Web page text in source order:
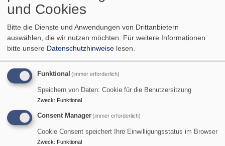
Grüner Gockel Umweltarbeit
Wir feiern Jubiläum:
und Cookies
Bitte die Dienste und Anwendungen von Drittanbietern
auswählen, die wir nutzen möchten. Für weitere Informationen
bitte unsere Datenschutzhinweise lesen.
Funktional (immer erforderlich)
Speichern von Daten: Cookie für die Benutzersitzung
Zweck: Funktional
Consent Manager(immer erforderlich)
Cookie Consent speichert Ihre Einwilligungsstatus im Browser
Zweck: Funktional